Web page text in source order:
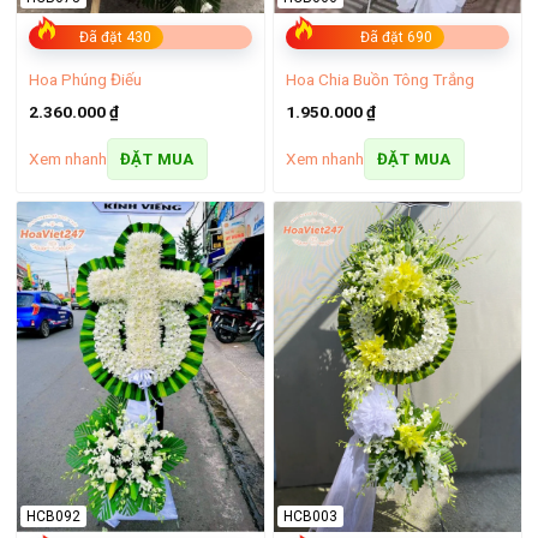
Bó hoa baby trắng cực đẹp tặng bé
Cách chọn hoa tặng đối tác
Khi tặng hoa tươi bạn nên chọn những loại hoa có màu sắc
trang nhã, nhẹ nhàng. Nếu chọn kệ hoặc lẵng hoa bạn nên
sắp xếp chúng gọn gàng, tránh lộn xộn.
Bạn nên chọn những loài hoa mang ý nghĩa tích cực, thành
công, thể hiện ý nghĩa, lời chúc gửi đến đối tác như: hoa đồng
hoa lan hồ điệp, hoa hướng dương, hoa trạng nguyên,
hoa phú quý…
Bạn nên lựa chọn những đơn vị tư vấn hoa uy tín, chọn hoa
tươi, đẹp và cách trang trí đẹp, nghệ thuật để tạo dấu ấn, ấn
Đã đặt 430
Hoa Phúng Điếu
2.360.000₫
Xem nhanh ĐẶT MUA
Đã đặt 690
Hoa Chia Buồn Tông Trắng
1.950.000₫
Xem nhanh ĐẶT MUA
HCB092 HCB003